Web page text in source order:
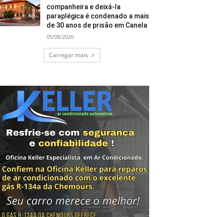
companheira e deixá-la
paraplégica é condenado a mais
de 30 anos de prisão em Canela
05/08/2026
Carregar mais